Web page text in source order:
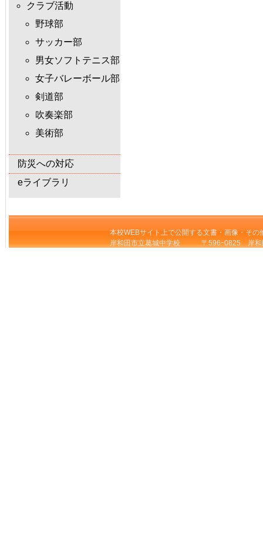
クラブ活動
野球部
サッカー部
男女ソフトテニス部
女子バレーボール部
剣道部
吹奏楽部
美術部
防災への対応
eライブラリ
本校WEBサイト上で公開する文書・画像・そ
岸和田市立葛城中学校 〒596ｰ0825 岸和田